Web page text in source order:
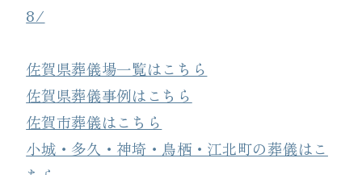
8/
佐賀県葬儀場一覧はこちら
佐賀県葬儀事例はこちら
佐賀市葬儀はこちら
小城・多久・神埼・鳥栖・江北町の葬儀はこ